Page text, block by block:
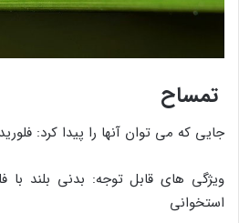
تمساح
جایی که می توان آنها را پیدا کرد:
ویژگی های قابل توجه: بدنی بلند
استخوانی